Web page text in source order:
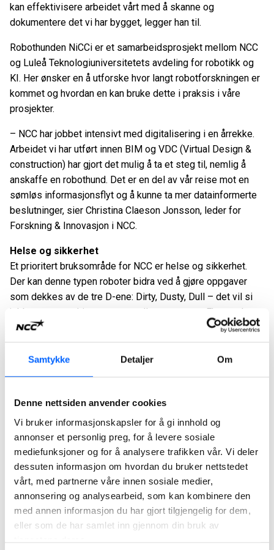
Samtykke Detaljer Om
Denne nettsiden anvender cookies
Vi bruker informasjonskapsler for å gi innhold og
annonser et personlig preg, for å levere sosiale
mediefunksjoner og for å analysere trafikken vår. Vi deler
dessuten informasjon om hvordan du bruker nettstedet
vårt, med partnerne våre innen sosiale medier,
annonsering og analysearbeid, som kan kombinere den
med annen informasjon du har gjort tilgjengelig for dem,
eller som de har samlet inn gjennom din bruk av
kan effektivisere arbeidet vårt med å skanne og
dokumentere det vi har bygget, legger han til.
Robothunden NiCCi er et samarbeidsprosjekt mellom NCC
og Luleå Teknologiuniversitetets avdeling for robotikk og
KI. Her ønsker en å utforske hvor langt robotforskningen er
kommet og hvordan en kan bruke dette i praksis i våre
prosjekter.
– NCC har jobbet intensivt med digitalisering i en årrekke.
Arbeidet vi har utført innen BIM og VDC (Virtual Design &
construction) har gjort det mulig å ta et steg til, nemlig å
anskaffe en robothund. Det er en del av vår reise mot en
sømløs informasjonsflyt og å kunne ta mer datainformerte
beslutninger, sier Christina Claeson Jonsson, leder for
Forskning & Innovasjon i NCC.
Helse og sikkerhet
Et prioritert bruksområde for NCC er helse og sikkerhet.
Der kan denne typen roboter bidra ved å gjøre oppgaver
som dekkes av de tre D-ene: Dirty, Dusty, Dull – det vil si
jobber som er skitne, støvete eller monotone. Eksempler
på slike oppgaver er inspeksjon av trange rom eller etter
sprengning, hvor det er fare for sprengstøv og fallende
stein. På denne måten reduseres arbeidsmiljørisikoen for
– Her på prosjektet i Drammen undersøker vi også
farlige å oppholde seg, og slik at vi også kan samle inn
verdifulle data fra slike steder i prosjekter, forteller Terje
– Samtidig som vi ser en rekke bruksområder for NiCCi, er
dette en utforskende reise hvor vi er åpne for å finne nye
områder hvor hun kan være nyttig, sier Christina Claeson
Jonsson.